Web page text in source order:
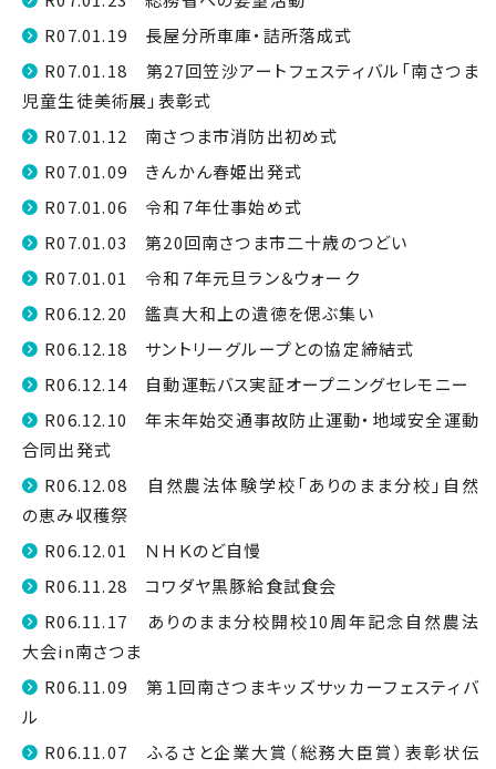
R07.01.19 長屋分所車庫・詰所落成式
R07.01.18 第27回笠沙アートフェスティバル「南さつま
児童生徒美術展」表彰式
R07.01.12 南さつま市消防出初め式
R07.01.09 きんかん春姫出発式
R07.01.06 令和７年仕事始め式
R07.01.03 第20回南さつま市二十歳のつどい
R07.01.01 令和７年元旦ラン＆ウォーク
R06.12.20 鑑真大和上の遺徳を偲ぶ集い
R06.12.18 サントリーグループとの協定締結式
R06.12.14 自動運転バス実証オープニングセレモニー
R06.12.10 年末年始交通事故防止運動・地域安全運動
合同出発式
R06.12.08 自然農法体験学校「ありのまま分校」自然
の恵み収穫祭
R06.12.01 ＮＨＫのど自慢
R06.11.28 コワダヤ黒豚給食試食会
R06.11.17 ありのまま分校開校10周年記念自然農法
大会in南さつま
R06.11.09 第１回南さつまキッズサッカーフェスティバ
ル
R06.11.07 ふるさと企業大賞（総務大臣賞）表彰状伝